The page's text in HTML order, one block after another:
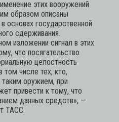
этих вооружений
образом описаны
основах государственной
сдерживания.
изложении сигнал в этих
что посягательство
целостность
том числе тех, кто,
оружием, при
привести к тому, что
данных средств», —
ТАСС.